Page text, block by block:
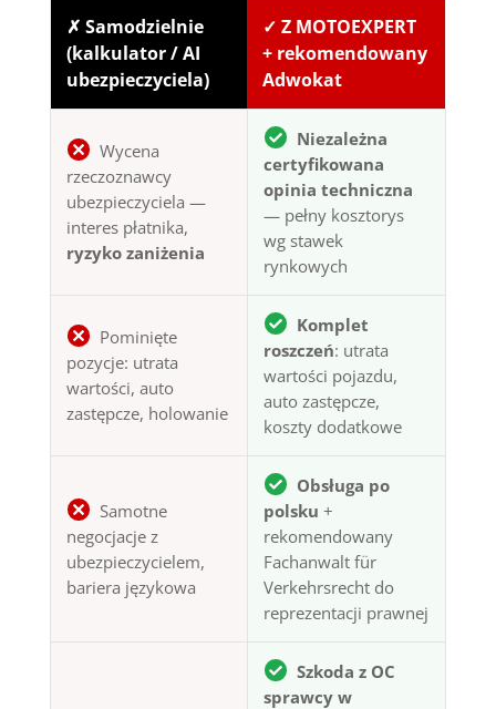
✗ Samodzielnie
(kalkulator / AI
ubezpieczyciela)
✓ Z MOTOEXPERT
+ rekomendowany
Adwokat
Wycena
rzeczoznawcy
ubezpieczyciela —
interes płatnika,
ryzyko zaniżenia
Niezależna
certyfikowana
opinia techniczna
— pełny kosztorys
wg stawek
rynkowych
Pominięte
pozycje: utrata
wartości, auto
zastępcze, holowanie
Komplet
roszczeń: utrata
wartości pojazdu,
auto zastępcze,
koszty dodatkowe
Samotne
negocjacje z
ubezpieczycielem,
bariera językowa
Obsługa po
polsku +
rekomendowany
Fachanwalt für
Verkehrsrecht do
reprezentacji prawnej
Szkoda z OC
sprawcy w